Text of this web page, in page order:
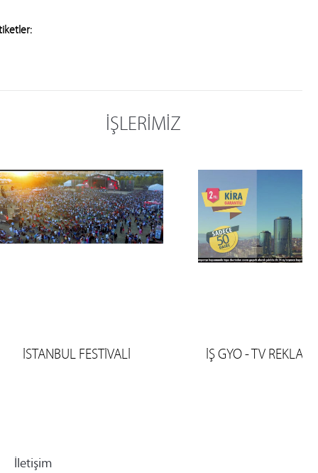
İŞLERİMİZ
İSTANBUL FESTİVALİ İŞ GYO - TV
İletişim